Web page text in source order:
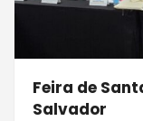
Feira de
Salvador